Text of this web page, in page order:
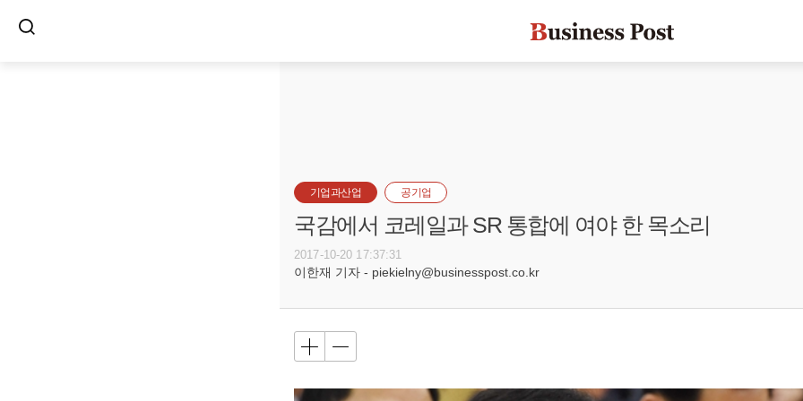
기업과산업 공기업
국감에서 코레일과 SR 통합에 여야 한 목소리
2017-10-20 17:37:31
이한재 기자 - piekielny@businesspost.co.kr